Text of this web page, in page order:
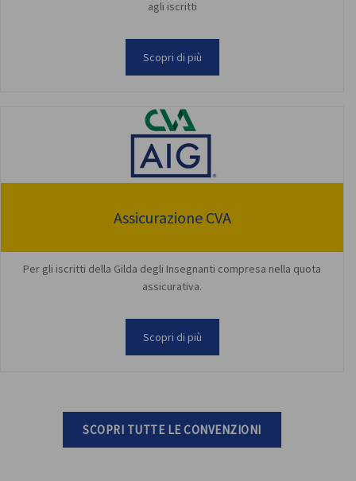
agli iscritti
Scopri di più
Assicurazione CVA
Per gli iscritti della Gilda degli Insegnanti compresa nella quota
assicurativa.
Scopri di più
SCOPRI TUTTE LE CONVENZIONI